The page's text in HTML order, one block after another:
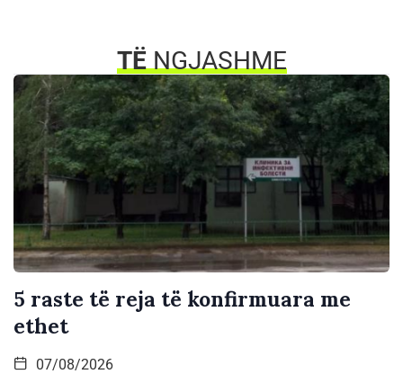
TËNGJASHME
5 raste të reja të konfirmuara me
ethet
07/08/2026